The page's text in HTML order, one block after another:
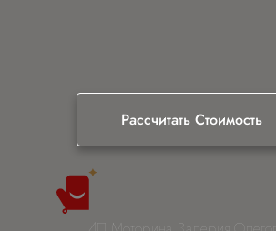
Рассчитать Стоимость